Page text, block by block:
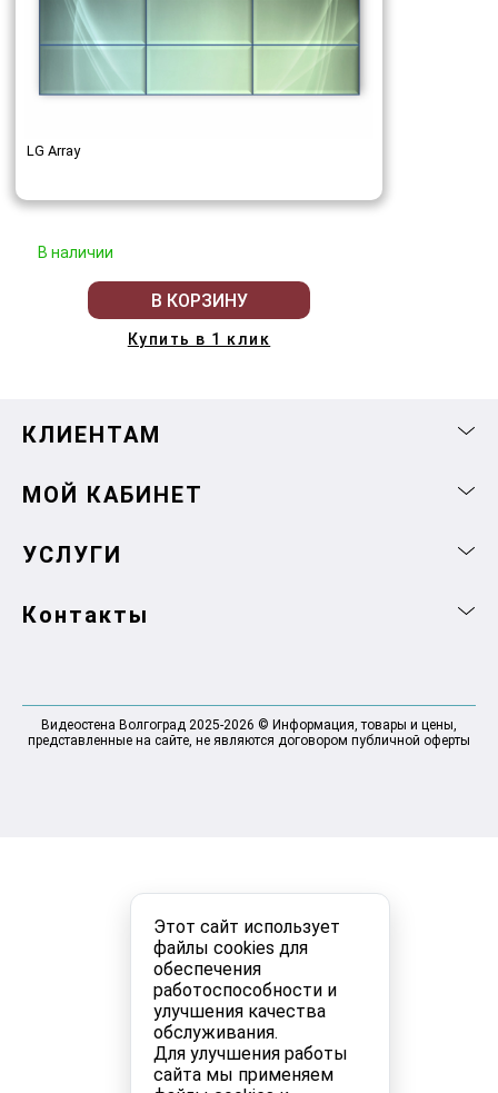
Этот сайт использует
файлы cookies для
обеспечения
работоспособности и
улучшения качества
обслуживания.
Для улучшения работы
сайта мы применяем
LG Array
В наличии
В КОРЗИНУ
Купить в 1 клик
КЛИЕНТАМ
МОЙ КАБИНЕТ
УСЛУГИ
Контакты
Видеостена Волгоград 2025-2026 © Информация, товары и цены,
представленные на сайте, не являются договором публичной оферты